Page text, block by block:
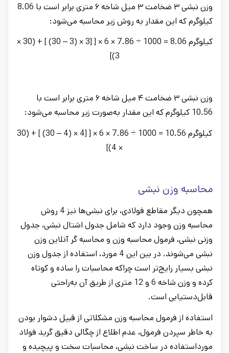
وزن نبشی ۳ ضخامت ۳ میل شاخه ۶ متری برابر است با 8.06
کیلوگرم که این مقدار به روش زیر محاسبه می‌شود:
کیلوگرم 8.06 = 1000 ÷ 7.86 × 6 × [ [3 × (3 – 30) ] + (30 ×
3)]
وزن نبشی ۳ ضخامت ۴ میل شاخه ۶ متری برابر است با
10.56 کیلوگرم که این مقدار به‌صورت زیر محاسبه می‌شود:
کیلوگرم 10.56 = 1000 ÷ 7.86 × 6 × [ [4 × (4 – 30) ] + (30
× 4)]
محاسبه وزن نبشی
همچون دیگر مقاطع فولادی، برای نبشی‌ها نیز 4 روش
محاسبه وزن وجود دارد که شامل جدول اشتال نبشی، جدول
وزنی نبشی، فرمول محاسبه وزن و محاسبه گر آنلاین وزن
نبشی می‌شوند. در بین این 4 مورد، استفاده از جدول وزن
نبشی بسیار رایج‌تر است چراکه محاسبات را ساده و کوتاه
کرده و وزن شاخه 6 و 12 متری از طریق آن به‌راحتی
قابل‌دستیابی است.
استفاده از فرمول محاسبه وزن مشکلاتی از قبیل دشوار بودن
به خاطر سپردن فرمول، عدم اطلاع از چگالی دقیق گرید فولاد
مورداستفاده در ساخت نبشی، محاسبات سخت و پیچیده و